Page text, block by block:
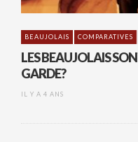
BEAUJOLAIS COMPARATIVES
LES BEAUJOLAIS
GARDE?
IL Y A 4 ANS